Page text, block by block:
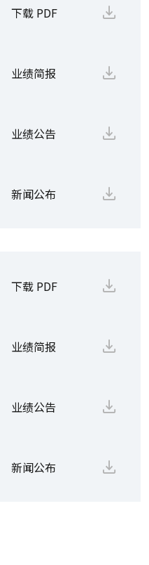
下载 PDF
业绩简报
业绩公告
新闻公布
下载 PDF
业绩简报
业绩公告
新闻公布